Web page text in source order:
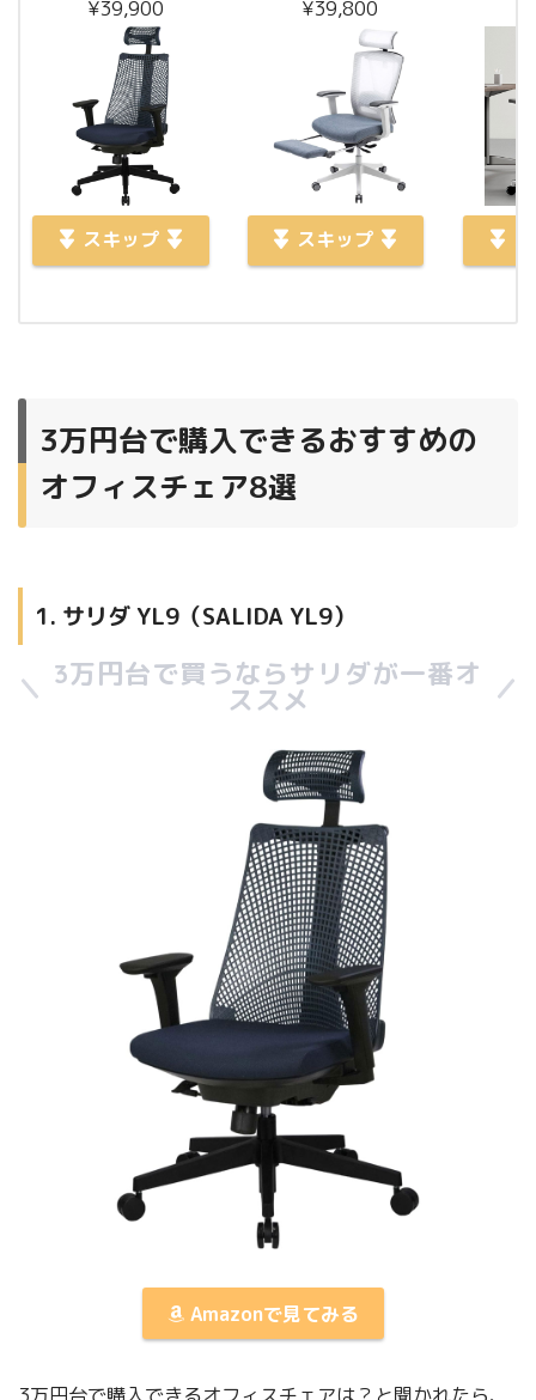
¥39,900
スキップ
¥39,800
スキップ
3万円台で購入できるおすすめの
オフィスチェア8選
1. サリダ YL9（SALIDA YL9）
3万円台で買うならサリダが一番オ
ススメ
Amazonで見てみる